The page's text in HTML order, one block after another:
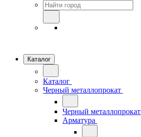
Каталог
Каталог
Черный металлопрокат
Черный металлопрокат
Арматура